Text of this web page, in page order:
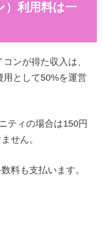
利用料は一
ンが得た収入は、
として50%を運営
ティの場合は150円
せん。
料も支払います。